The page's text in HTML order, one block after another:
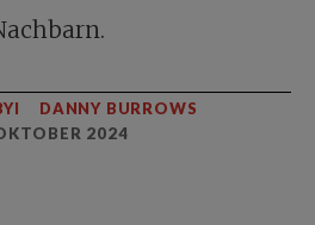
DANNY BURROWS
2024